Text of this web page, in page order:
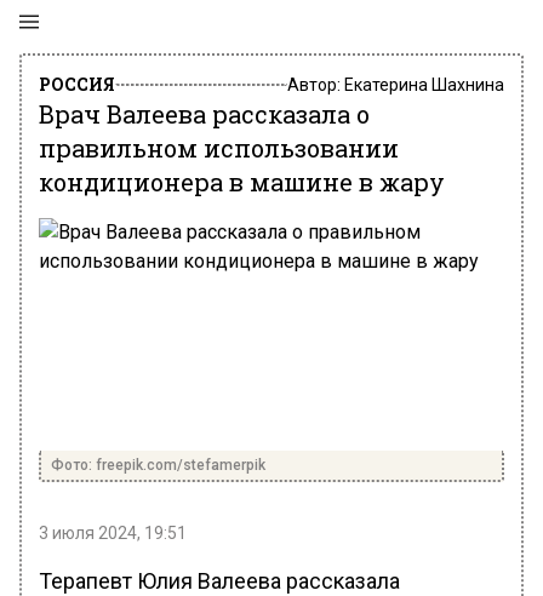
РОССИЯ Автор: Екатерина Шахнина
Врач Валеева рассказала о
правильном использовании
кондиционера в машине в жару
Фото: freepik.com/stefamerpik
3 июля 2024, 19:51
Терапевт Юлия Валеева рассказала